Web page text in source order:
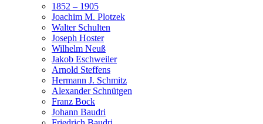
1852 – 1905
Joachim M. Plotzek
Walter Schulten
Joseph Hoster
Wilhelm Neuß
Jakob Eschweiler
Arnold Steffens
Hermann J. Schmitz
Alexander Schnütgen
Franz Bock
Johann Baudri